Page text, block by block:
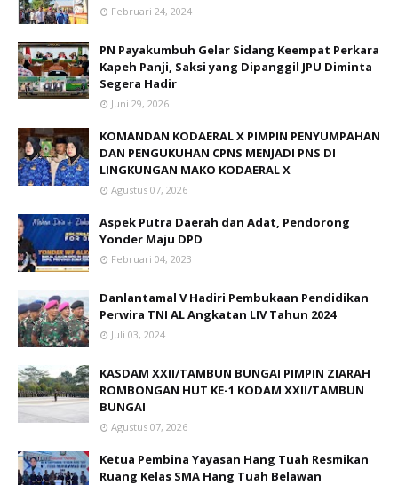
Februari 24, 2024
PN Payakumbuh Gelar Sidang Keempat Perkara
Kapeh Panji, Saksi yang Dipanggil JPU Diminta
Segera Hadir
Juni 29, 2026
KOMANDAN KODAERAL X PIMPIN PENYUMPAHAN
DAN PENGUKUHAN CPNS MENJADI PNS DI
LINGKUNGAN MAKO KODAERAL X
Agustus 07, 2026
Aspek Putra Daerah dan Adat, Pendorong
Yonder Maju DPD
Februari 04, 2023
Danlantamal V Hadiri Pembukaan Pendidikan
Perwira TNI AL Angkatan LIV Tahun 2024
Juli 03, 2024
KASDAM XXII/TAMBUN BUNGAI PIMPIN ZIARAH
ROMBONGAN HUT KE-1 KODAM XXII/TAMBUN
BUNGAI
Agustus 07, 2026
Ketua Pembina Yayasan Hang Tuah Resmikan
Ruang Kelas SMA Hang Tuah Belawan